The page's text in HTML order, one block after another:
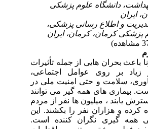
دانشگاه علوم پزشکی
ایران
و اطلاع رسانی پزشکی،
پزشکی کرمان، کرمان، ایران
باعث بحران هایی از جمله تأثیرات
بر روی عوامل اجتماعی،
سلامت و حتی امنیت ملی در
بیماری های همه گیر می توانند
یابند ، میلیون ها نفر از مردم
کرده و هزاران نفر را بکشند. این
همه گیری نگران کننده است.